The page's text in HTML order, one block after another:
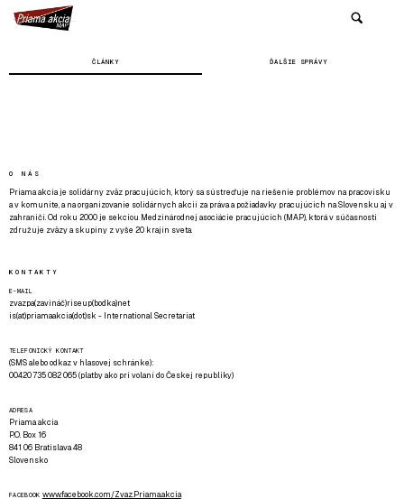
ČLÁNKY ĎALŠIE SPRÁVY
O NÁS
Priama akcia je solidárny zväz pracujúcich, ktorý sa sústreďuje na riešenie problémov na pracovisku
a v komunite, a na organizovanie solidárnych akcií za práva a požiadavky pracujúcich na Slovensku aj v
zahraničí. Od roku 2000 je sekciou Medzinárodnej asociácie pracujúcich (MAP), ktorá v súčasnosti
združuje zväzy a skupiny z vyše 20 krajín sveta.
KONTAKTY
E-MAIL
zvazpa(zavináč)riseup(bodka)net
is(at)priamaakcia(dot)sk - International Secretariat
TELEFONICKÝ KONTAKT
(SMS alebo odkaz v hlasovej schránke):
00420 735 082 065 (platby ako pri volaní do Českej republiky)
ADRESA
Priama akcia
P.O. Box 16
841 06 Bratislava 48
Slovensko
FACEBOOK www.facebook.com/Zvaz.Priama.akcia